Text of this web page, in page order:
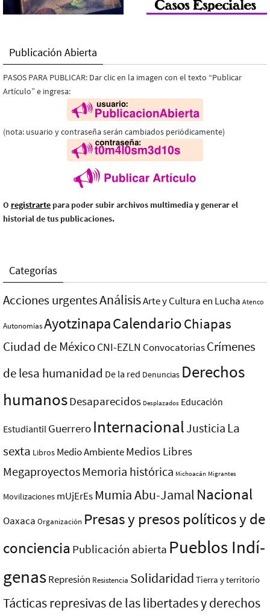
Publicación Abierta
PASOS PARA PUBLICAR: Dar clic en la imagen con el texto “Publicar
Artículo” e ingresa:
(nota: usuario y contraseña serán cambiados periódicamente)
O registrarte para poder subir archivos multimedia y generar el
historial de tus publicaciones.
Categorías
Acciones urgentesAnálisisArte y Cultura en Lucha Atenco
AutonomíasAyotzinapaCalendarioChiapas
Ciudad de MéxicoCNI-EZLN ConvocatoriasCrímenes
de lesa humanidad De la red Denuncias Derechos
humanosDesaparecidos Desplazados Educación
Estudiantil Guerrero InternacionalJusticia La
sexta Libros Medio AmbienteMedios Libres
MegaproyectosMemoria histórica Michoacán Migrantes
Movilizaciones mUjErEs Mumia Abu-Jamal Nacional
Oaxaca Organización Presas y presos polí­ticos y de
conciencia Publicación abierta Pueblos Indí­
genasRepresión Resistencia Solidaridad Tierra y territorio
Tácticas represivas de las libertades y derechos